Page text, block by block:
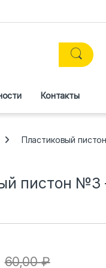
Контакты
Пластиковый
пистон №3
60,00₽